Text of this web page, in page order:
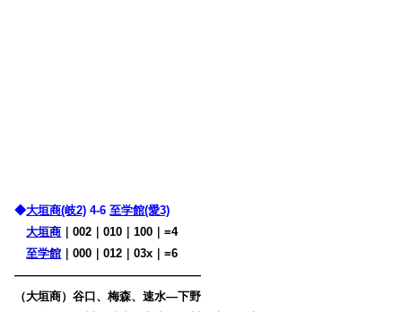
◆大垣商(岐2) 4-6至学館(愛3)
大垣商 ｜002｜010｜100｜=4
至学館 ｜000｜012｜03x｜=6
————————————————
（大垣商）谷口、梅森、速水―下野